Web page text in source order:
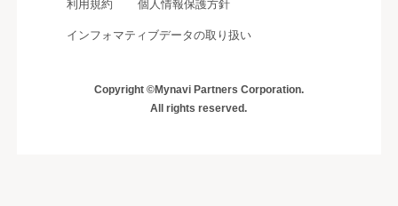
利用規約 個人情報保護方針
インフォマティブデータの取り扱い
Copyright ©Mynavi Partners Corporation.
All rights reserved.